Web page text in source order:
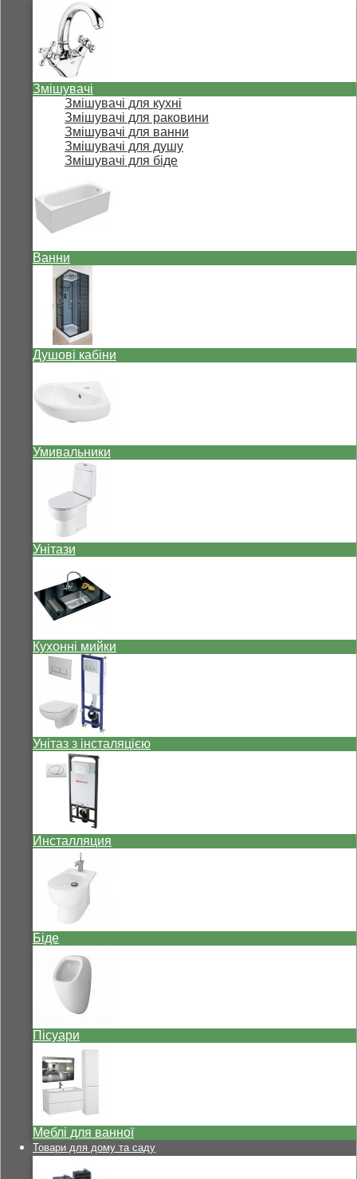
Змішувачі
Змішувачі для кухні
Змішувачі для раковини
Змішувачі для ванни
Змішувачі для душу
Змішувачі для біде
Ванни
Душові кабіни
Умивальники
Унітази
Кухонні мийки
Унітаз з інсталяцією
Инсталляция
Біде
Пісуари
Меблі для ванної
Товари для дому та саду